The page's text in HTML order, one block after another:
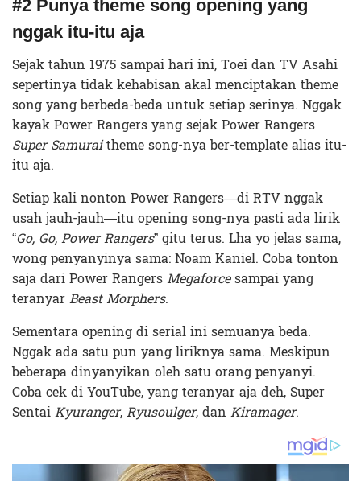
#2 Punya theme song opening yang
nggak itu-itu aja
Sejak tahun 1975 sampai hari ini, Toei dan TV Asahi
sepertinya tidak kehabisan akal menciptakan theme
song yang berbeda-beda untuk setiap serinya. Nggak
kayak Power Rangers yang sejak Power Rangers
Super Samuraitheme song-nya ber-template alias itu-
itu aja.
Setiap kali nonton Power Rangers—di RTV nggak
usah jauh-jauh—itu opening song-nya pasti ada lirik
“Go, Go, Power Rangers” gitu terus. Lha yo jelas sama,
wong penyanyinya sama: Noam Kaniel. Coba tonton
saja dari Power RangersMegaforcesampai yang
teranyarBeast Morphers.
Sementara opening di serial ini semuanya beda.
Nggak ada satu pun yang liriknya sama. Meskipun
beberapa dinyanyikan oleh satu orang penyanyi.
Coba cek di YouTube, yang teranyar aja deh, Super
SentaiKyuranger,Ryusoulger, dan Kiramager.